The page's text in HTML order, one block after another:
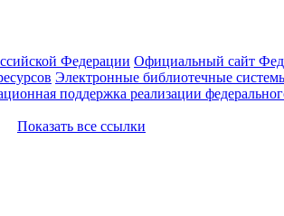
Федерации Официальный сайт
Электронные библиотечные
поддержка реализации
Показать все ссылки